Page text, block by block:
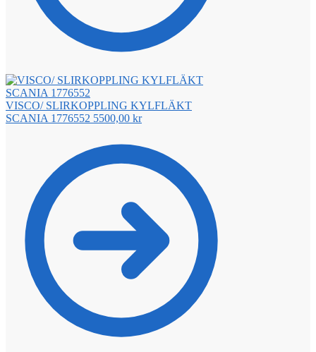
VISCO/ SLIRKOPPLING KYLFLÄKT
SCANIA 1776552 5500,00 kr